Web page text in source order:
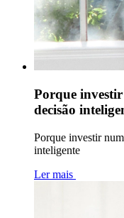
Porque
decisão
Porque investir
inteligente
Ler mais